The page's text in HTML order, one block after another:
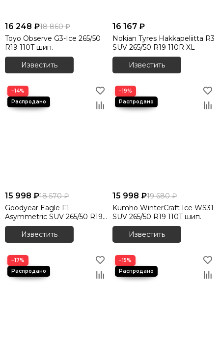
16 248 ₽18 860 ₽
Toyo Observe G3-Ice 265/50
R19 110T шип.
Известить
16 167 ₽
Nokian Tyres Hakkapeliitta R3
SUV 265/50 R19 110R XL
Известить
−14%
15 998 ₽18 570 ₽
Goodyear Eagle F1
Asymmetric SUV 265/50 R19
110Y XL
Известить
−19%
15 998 ₽19 680 ₽
Kumho WinterCraft Ice WS31
SUV 265/50 R19 110T шип.
Известить
−17% −15%